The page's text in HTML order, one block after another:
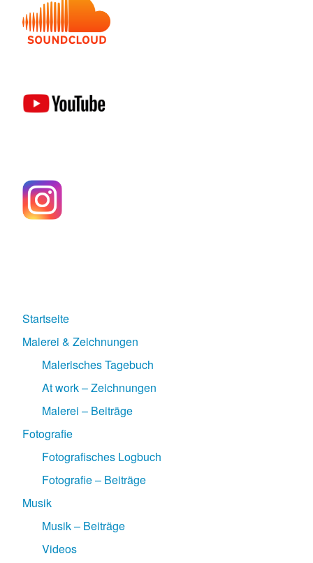
Startseite
Malerei & Zeichnungen
Malerisches Tagebuch
At work – Zeichnungen
Malerei – Beiträge
Fotografie
Fotografisches Logbuch
Fotografie – Beiträge
Musik
Musik – Beiträge
Videos